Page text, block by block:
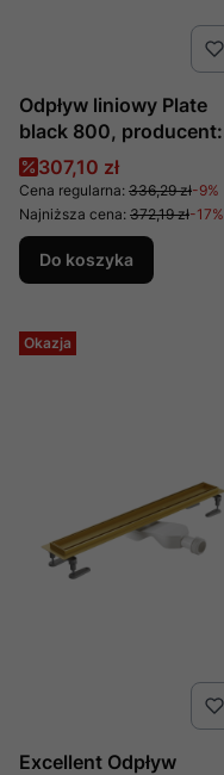
Odpływ liniowy Plate
black 800, producent:
Lavita, nr kat.:
5908211470412
Cena promocyjna
307,10 zł
Cena regularna: 336,29 zł-9%
Najniższa cena: 372,19 zł-17%
Do koszyka
Okazja
Excellent Odpływ